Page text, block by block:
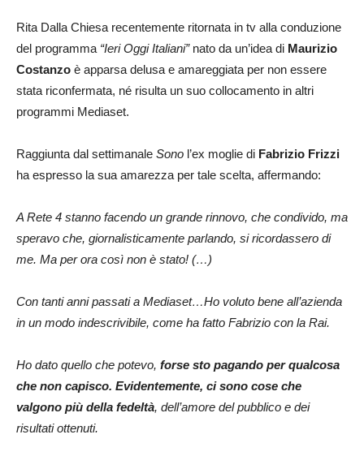
Rita Dalla Chiesa recentemente ritornata in tv alla conduzione
del programma “Ieri Oggi Italiani”nato da un’idea di Maurizio
Costanzo è apparsa delusa e amareggiata per non essere
stata riconfermata, né risulta un suo collocamento in altri
programmi Mediaset.
Raggiunta dal settimanale Sono l’ex moglie di Fabrizio Frizzi
ha espresso la sua amarezza per tale scelta, affermando:
A Rete 4 stanno facendo un grande rinnovo, che condivido, ma
speravo che, giornalisticamente parlando, si ricordassero di
me. Ma per ora così non è stato! (…)
Con tanti anni passati a Mediaset…Ho voluto bene all’azienda
in un modo indescrivibile, come ha fatto Fabrizio con la Rai.
Ho dato quello che potevo, forse sto pagando per qualcosa
che non capisco. Evidentemente, ci sono cose che
valgono più della fedeltà, dell’amore del pubblico e dei
risultati ottenuti.